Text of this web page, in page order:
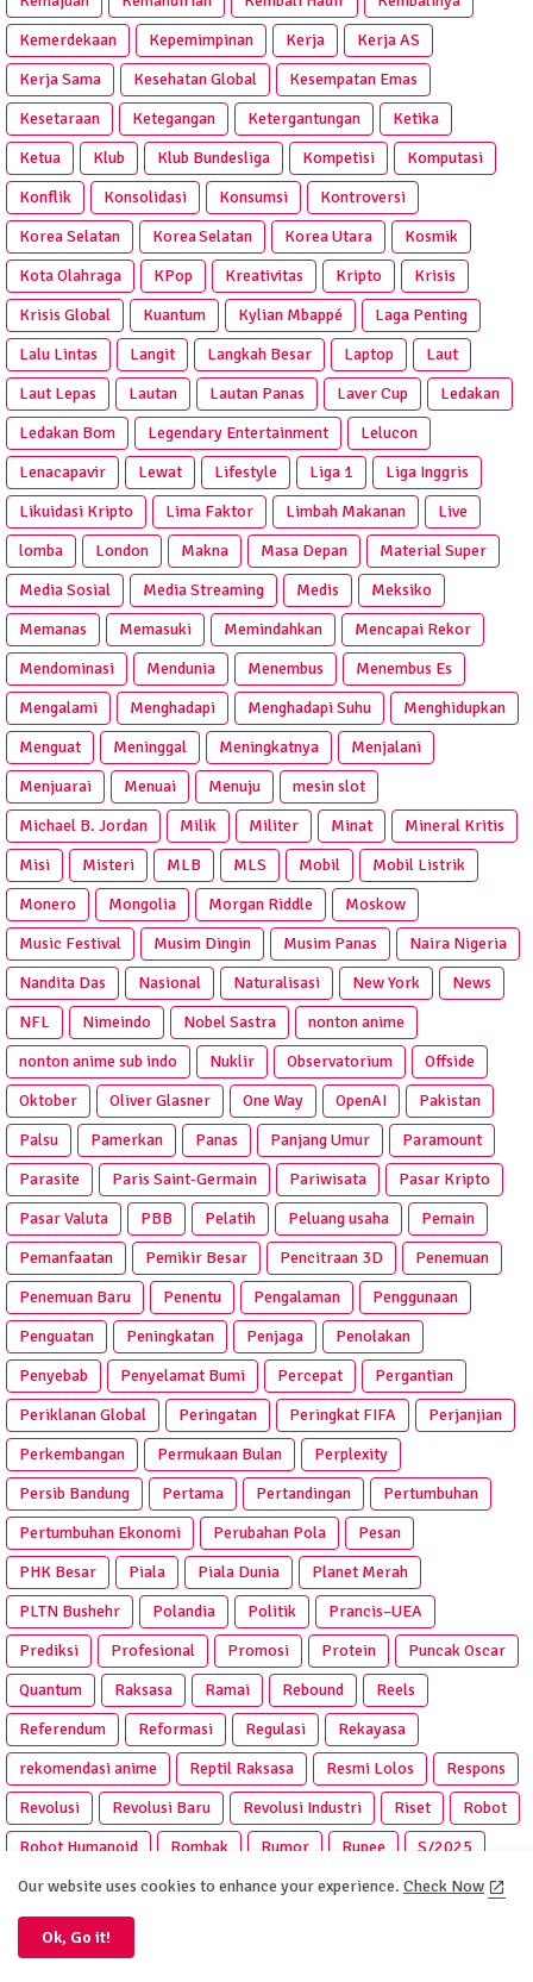
Kemerdekaan
Kepemimpinan Kerja
Kerja AS
Kerja Sama
Kesehatan Global
Kesempatan Emas
Kesetaraan
Ketegangan Ketergantungan
Ketika
Ketua
Klub Klub Bundesliga Kompetisi
Komputasi
Konflik
Konsolidasi Konsumsi
Kontroversi
Korea Selatan
Korea Selatan Korea Utara
Kosmik
Kota Olahraga
KPop Kreativitas Kripto
Krisis
Krisis Global
Kuantum Kylian Mbappé
Laga Penting
Lalu Lintas
Langit Langkah Besar Laptop
Laut
Laut Lepas
Lautan Lautan Panas Laver Cup
Ledakan
Ledakan Bom
Legendary Entertainment
Lelucon
Lenacapavir
Lewat Lifestyle Liga 1
Liga Inggris
Likuidasi Kripto
Lima Faktor Limbah Makanan
Live
lomba
London Makna Masa Depan
Material Super
Media Sosial
Media Streaming Medis
Meksiko
Memanas
Memasuki Memindahkan
Mencapai Rekor
Mendominasi
Mendunia Menembus
Menembus Es
Mengalami
Menghadapi Menghadapi Suhu
Menghidupkan
Menguat
Meninggal Meningkatnya
Menjalani
Menjuarai
Menuai Menuju
mesin slot
Michael B. Jordan
Milik Militer Minat
Mineral Kritis
Misi
Misteri MLB MLS Mobil
Mobil Listrik
Monero
Mongolia Morgan Riddle
Moskow
Music Festival
Musim Dingin Musim Panas
Naira Nigeria
Nandita Das
Nasional Naturalisasi New York
News
NFL
Nimeindo Nobel Sastra
nonton anime
nonton anime sub indo
Nuklir Observatorium
Offside
Oktober
Oliver Glasner One Way OpenAI
Pakistan
Palsu
Pamerkan Panas Panjang Umur
Paramount
Parasite
Paris Saint-Germain Pariwisata
Pasar Kripto
Pasar Valuta
PBB Pelatih Peluang usaha
Pemain
Pemanfaatan
Pemikir Besar Pencitraan 3D
Penemuan
Penemuan Baru
Penentu Pengalaman
Penggunaan
Penguatan
Peningkatan Penjaga
Penolakan
Penyebab
Penyelamat Bumi Percepat
Pergantian
Periklanan Global
Peringatan Peringkat FIFA
Perjanjian
Perkembangan
Permukaan Bulan
Perplexity
Persib Bandung
Pertama Pertandingan
Pertumbuhan
Pertumbuhan Ekonomi
Perubahan Pola
Pesan
PHK Besar
Piala Piala Dunia
Planet Merah
PLTN Bushehr
Polandia Politik
Prancis–UEA
Prediksi
Profesional Promosi Protein
Puncak Oscar
Quantum
Raksasa Ramai Rebound
Reels
Referendum
Reformasi Regulasi
Rekayasa
rekomendasi anime
Reptil Raksasa Resmi Lolos
Respons
Revolusi
Revolusi Baru Revolusi Industri Riset
Robot
Robot Humanoid
Rombak Rumor Rupee
S/2025
Sabuk Kejuaraan
Saham Sains Sanksi
Sanremo
SEA Games
Sentinel-6B
Our website uses cookies to enhance your experience. Check Now
Ok, Go it!